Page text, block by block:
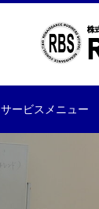
サービスメニュー